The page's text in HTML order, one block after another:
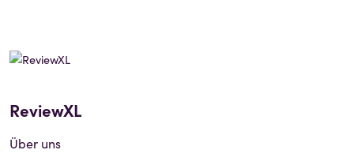
ReviewXL
Über uns